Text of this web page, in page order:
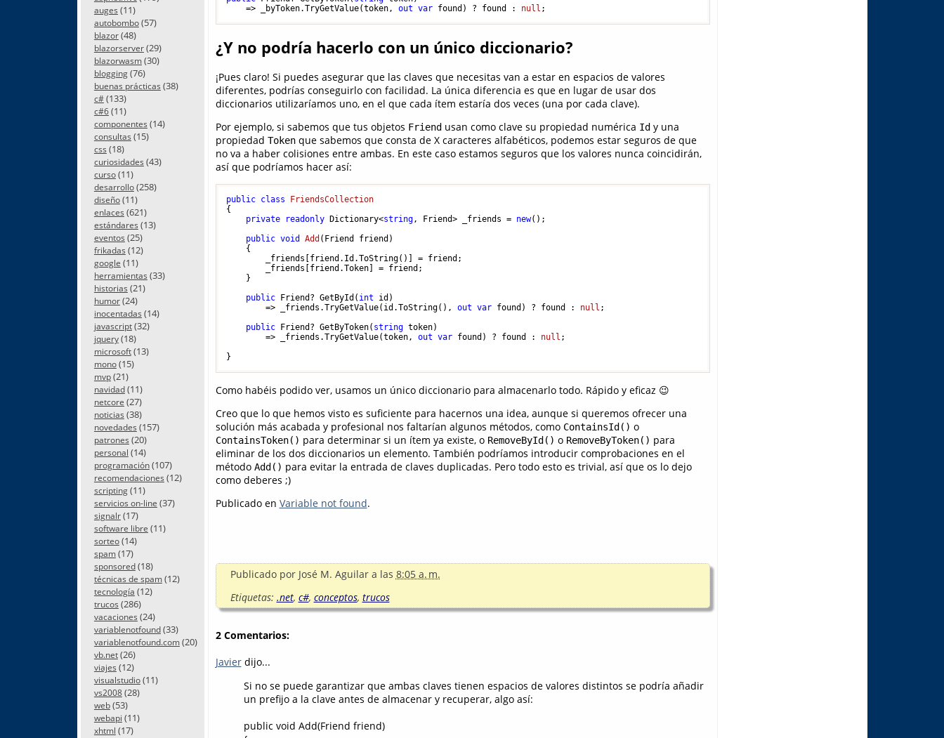
auges (11)
autobombo(57)
blazor(48)
blazorserver(29)
blazorwasm(30)
blogging(76)
buenas prácticas (38)
c#(133)
c#6(11)
componentes (14)
consultas (15)
css (18)
curiosidades (43)
curso(11)
desarrollo(258)
diseño(11)
enlaces (621)
estándares (13)
eventos (25)
frikadas (12)
google (11)
herramientas (33)
historias (21)
humor(24)
inocentadas (14)
javascript(32)
jquery(18)
microsoft(13)
mono(15)
mvp(21)
navidad(11)
netcore (27)
noticias (38)
novedades (157)
patrones (20)
personal (14)
programación(107)
recomendaciones (12)
scripting(11)
servicios on-line (37)
signalr(17)
software libre (11)
sorteo(14)
spam(17)
sponsored(18)
técnicas de spam(12)
tecnología (12)
trucos (286)
vacaciones (24)
variablenotfound(33)
variablenotfound.com(20)
vb.net(26)
viajes (12)
visualstudio(11)
vs2008(28)
web(53)
webapi (11)
xhtml (17)
    => _byToken.TryGetValue(token,
out var found) ? found : null
¿Y no podría hacerlo con un único diccionario?
¡Pues claro! Si puedes asegurar que las claves que necesitas van a estar en espacios de valores
diferentes, podrías conseguirlo con facilidad. La única diferencia es que en lugar de usar dos
diccionarios utilizaríamos uno, en el que cada ítem estaría dos veces (una por cada clave).
Por ejemplo, si sabemos que tus objetos Friendusan como clave su propiedad numérica Idy una
propiedad Tokenque sabemos que consta de X caracteres alfabéticos, podemos estar seguros de que
no va a haber colisiones entre ambas. En este caso estamos seguros que los valores nunca coincidirán,
así que podríamos hacer así:
public class
FriendsCollection
{
private
readonly Dictionary<string, Friend> _friends = new();
public void Add ( Friend friend )
    {
        _friends[friend.Id.ToString()] = friend;
        _friends[friend.Token] = friend;
    }
public Friend? GetById( int id)
        => _friends.TryGetValue(id.ToString(),
out var found) ? found : null ;
public Friend? GetByToken( string token)
        => _friends.TryGetValue(token,
out var found) ? found : null ;
Como habéis podido ver, usamos un único diccionario para almacenarlo todo. Rápido y eficaz 😉
Creo que lo que hemos visto es suficiente para hacernos una idea, aunque si queremos ofrecer una
solución más acabada y profesional nos faltarían algunos métodos, como ContainsId() o
ContainsToken() para determinar si un ítem ya existe, o RemoveById() o RemoveByToken() para
eliminar de los dos diccionarios un elemento. También podríamos introducir comprobaciones en el
método Add() para evitar la entrada de claves duplicadas. Pero todo esto es trivial, así que os lo dejo
como deberes ;)
Publicado en Variable not found.
Publicado por José M. Aguilar a las 8:05 a. m.
Etiquetas: .net, c#, conceptos, trucos
2 Comentarios:
Javierdijo...
Si no se puede garantizar que ambas claves tienen espacios de valores distintos se podría añadir
un prefijo a la clave antes de almacenar y recuperar, algo así:
public void Add(Friend friend)